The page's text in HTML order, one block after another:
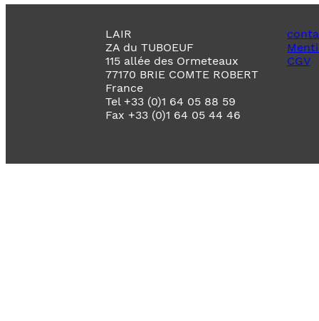
LAIR
ZA du TUBOEUF
115 allée des Ormeteaux
77170 BRIE COMTE ROBERT
France
Tel +33 (0)1 64 05 88 59
Fax +33 (0)1 64 05 44 46
CGV